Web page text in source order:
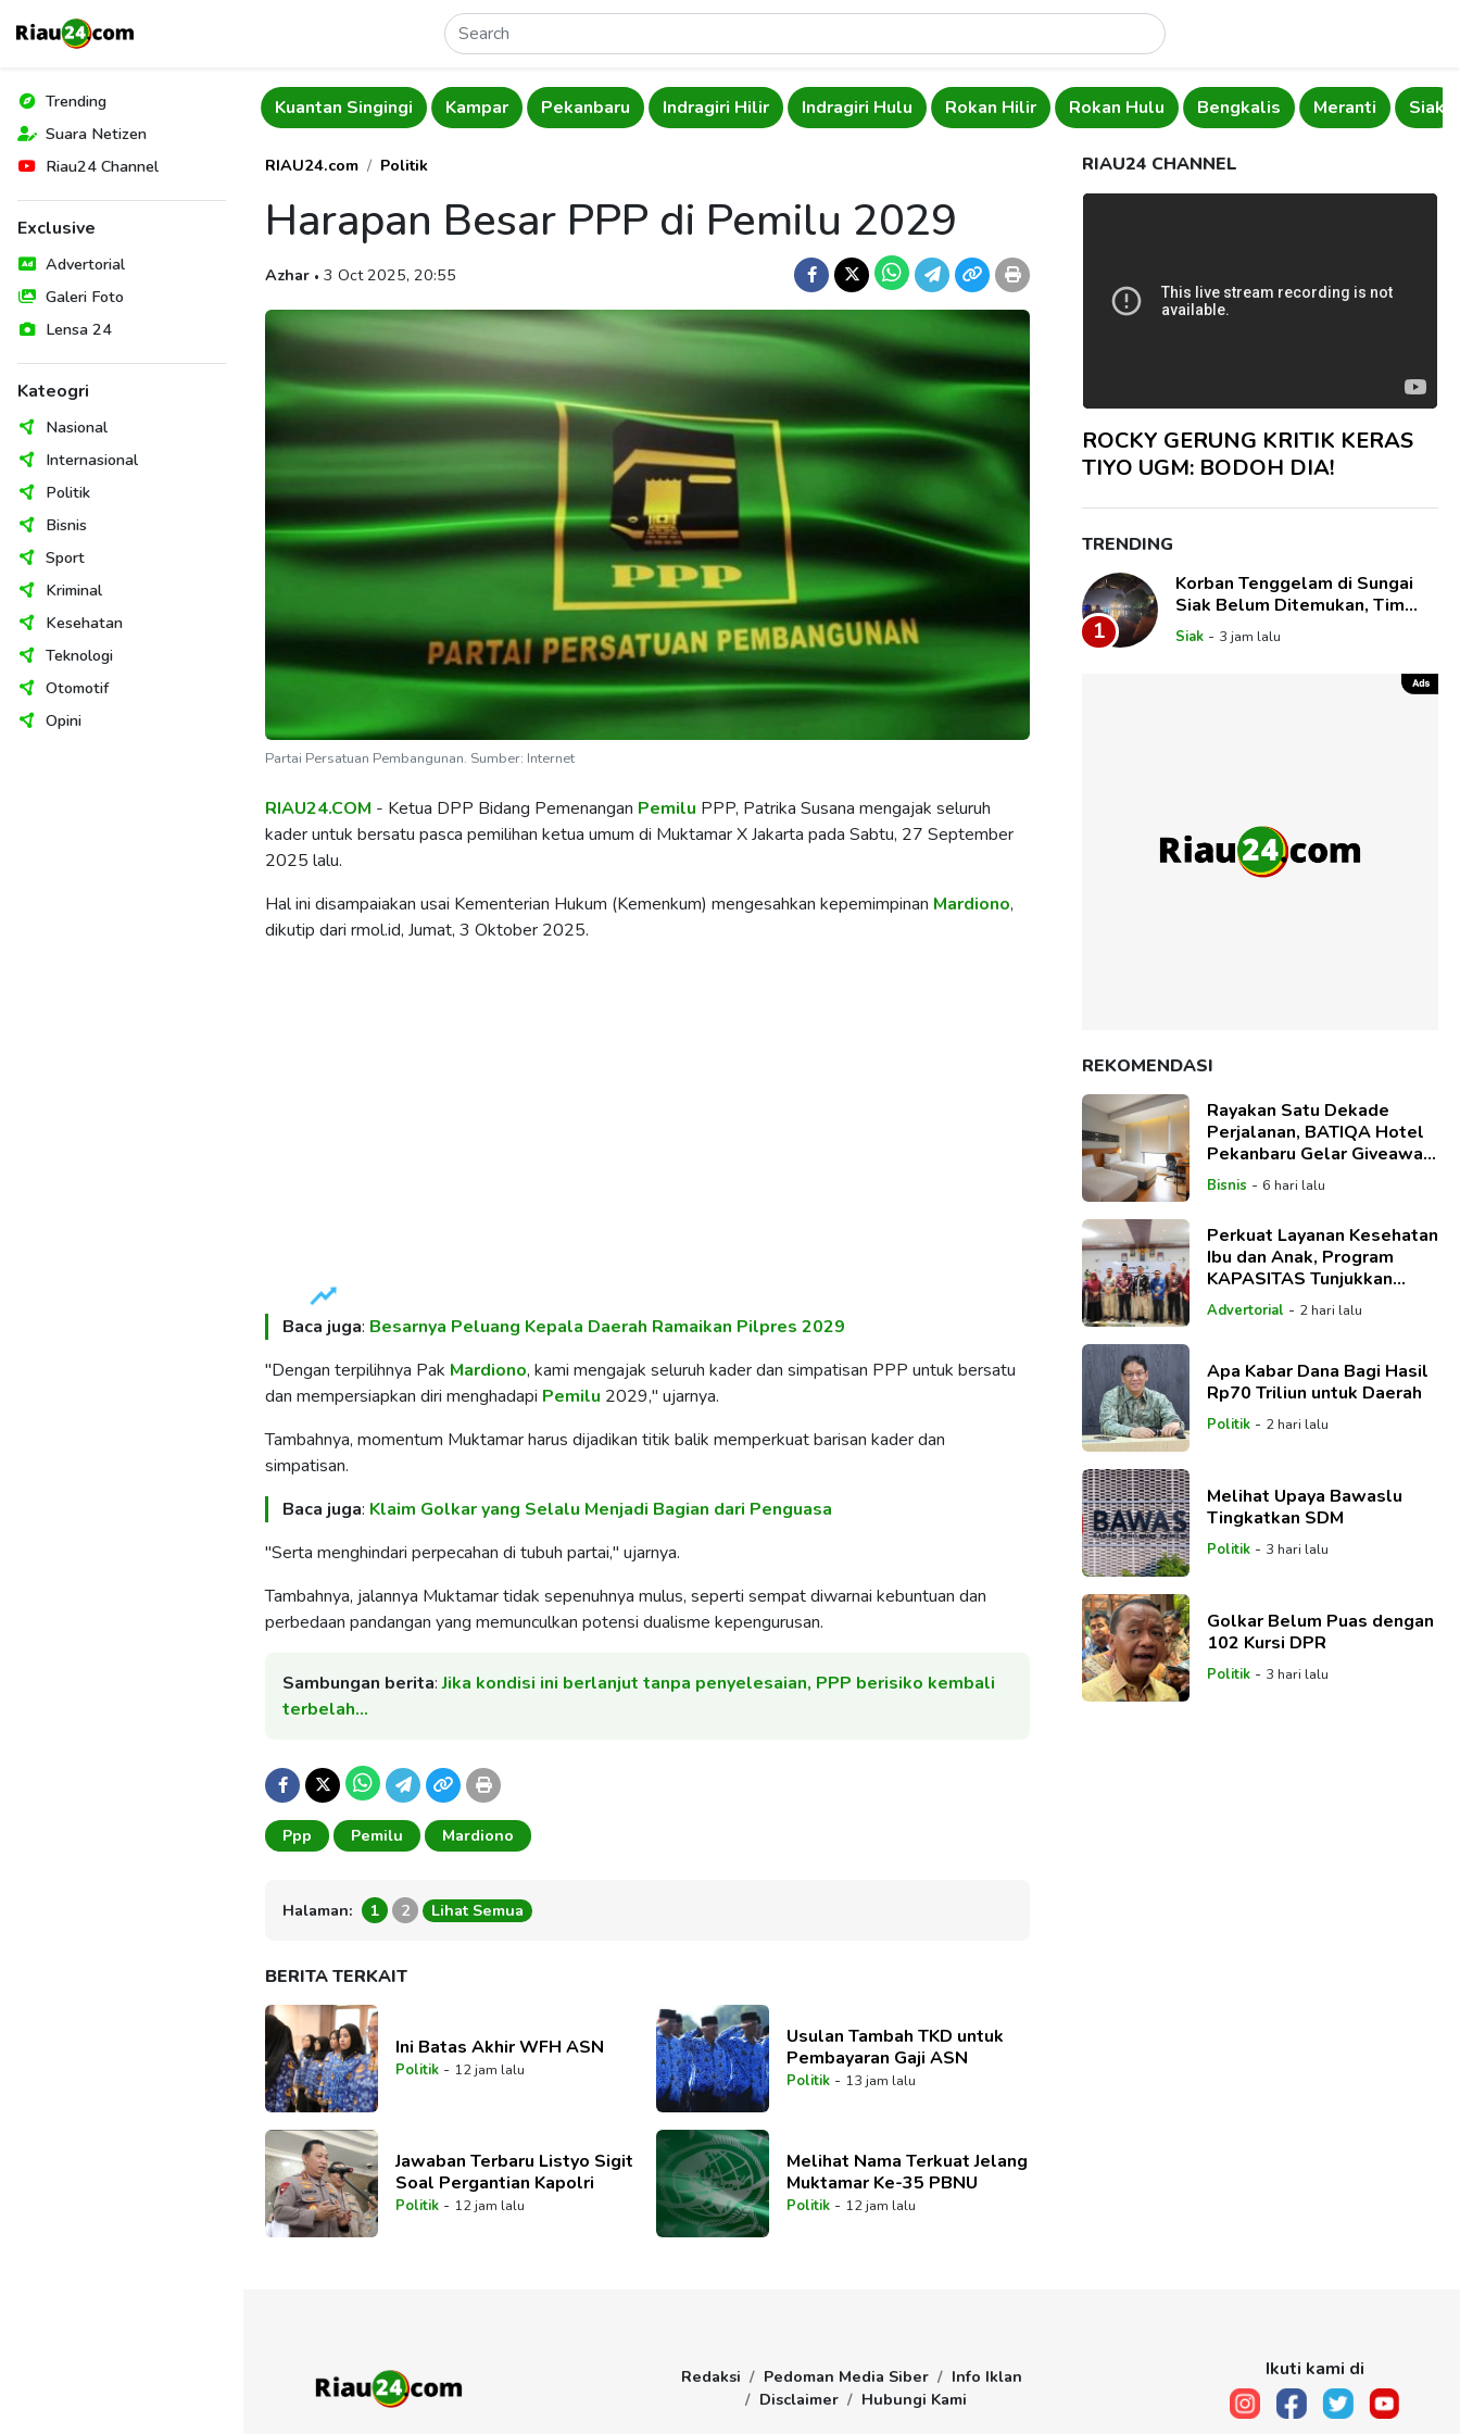
Trending
Suara Netizen
Riau24 Channel
Exclusive
Advertorial
Galeri Foto
Lensa 24
Kateogri
Nasional
Internasional
Politik
Bisnis
Sport
Kriminal
Kesehatan
Teknologi
Otomotif
Opini
Indragiri Hulu Rokan Hilir Rokan Hulu Bengkalis Meranti Siak
Pelalawan Kuantan Singingi Kampar Pekanbaru Indragiri Hilir
RIAU24.com Politik
Harapan Besar PPP di Pemilu 2029
Azhar • 3 Oct 2025, 20:55
Partai Persatuan Pembangunan. Sumber: Internet
RIAU24.COM - Ketua DPP Bidang Pemenangan Pemilu PPP, Patrika Susana mengajak seluruh
kader untuk bersatu pasca pemilihan ketua umum di Muktamar X Jakarta pada Sabtu, 27 September
2025 lalu.
Hal ini disampaiakan usai Kementerian Hukum (Kemenkum) mengesahkan kepemimpinan Mardiono,
dikutip dari rmol.id, Jumat, 3 Oktober 2025.
Baca juga: Besarnya Peluang Kepala Daerah Ramaikan Pilpres 2029
"Dengan terpilihnya Pak Mardiono, kami mengajak seluruh kader dan simpatisan PPP untuk bersatu
dan mempersiapkan diri menghadapi Pemilu 2029," ujarnya.
Tambahnya, momentum Muktamar harus dijadikan titik balik memperkuat barisan kader dan
simpatisan.
Baca juga: Klaim Golkar yang Selalu Menjadi Bagian dari Penguasa
"Serta menghindari perpecahan di tubuh partai," ujarnya.
Tambahnya, jalannya Muktamar tidak sepenuhnya mulus, seperti sempat diwarnai kebuntuan dan
perbedaan pandangan yang memunculkan potensi dualisme kepengurusan.
Sambungan berita:Jika kondisi ini berlanjut tanpa penyelesaian, PPP berisiko kembali
terbelah…
Ppp Pemilu Mardiono
Halaman: 1 2 Lihat Semua
BERITA TERKAIT
Ini Batas Akhir WFH ASN
Politik - 12 jam lalu
Usulan Tambah TKD untuk
Pembayaran Gaji ASN
Politik - 13 jam lalu
Jawaban Terbaru Listyo Sigit
Soal Pergantian Kapolri
Politik - 12 jam lalu
Melihat Nama Terkuat Jelang
Muktamar Ke-35 PBNU
Politik - 12 jam lalu
RIAU24 CHANNEL
ROCKY GERUNG KRITIK KERAS
TIYO UGM: BODOH DIA!
TRENDING
1
Korban Tenggelam di Sungai
Siak Belum Ditemukan, Tim
SAR Gabungan Lanjutkan
Pencarian
Siak - 3 jam lalu
REKOMENDASI
Rayakan Satu Dekade
Perjalanan, BATIQA Hotel
Pekanbaru Gelar Giveaway
A Decade of Memories
Bisnis - 6 hari lalu
Perkuat Layanan Kesehatan
Ibu dan Anak, Program
KAPASITAS Tunjukkan
Hasil Positif di Siak
Advertorial - 2 hari lalu
Apa Kabar Dana Bagi Hasil
Rp70 Triliun untuk Daerah
Politik- 2 hari lalu
Melihat Upaya Bawaslu
Tingkatkan SDM
Politik- 3 hari lalu
Golkar Belum Puas dengan
102 Kursi DPR
Politik- 3 hari lalu
Redaksi Pedoman Media Siber
Info Iklan
Disclaimer
Hubungi Kami
Ikuti kami di